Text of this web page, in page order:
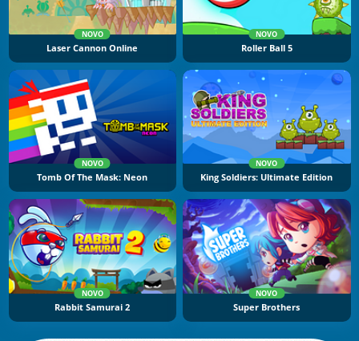
NOVO
Laser Cannon Online
NOVO
Roller Ball 5
NOVO
Tomb Of The Mask: Neon
NOVO
King Soldiers: Ultimate Edition
NOVO
Rabbit Samurai 2
NOVO
Super Brothers